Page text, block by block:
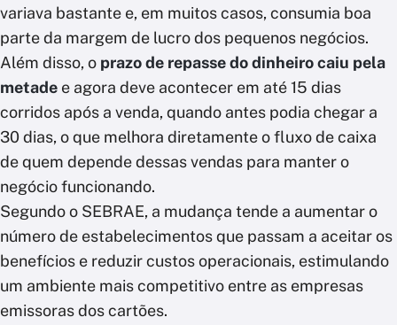
variava bastante e, em muitos casos, consumia boa
parte da margem de lucro dos pequenos negócios.
Além disso, o prazo de repasse do dinheiro caiu pela
metade e agora deve acontecer em até 15 dias
corridos após a venda, quando antes podia chegar a
30 dias, o que melhora diretamente o fluxo de caixa
de quem depende dessas vendas para manter o
negócio funcionando.
Segundo o SEBRAE, a mudança tende a aumentar o
número de estabelecimentos que passam a aceitar os
benefícios e reduzir custos operacionais, estimulando
um ambiente mais competitivo entre as empresas
emissoras dos cartões.